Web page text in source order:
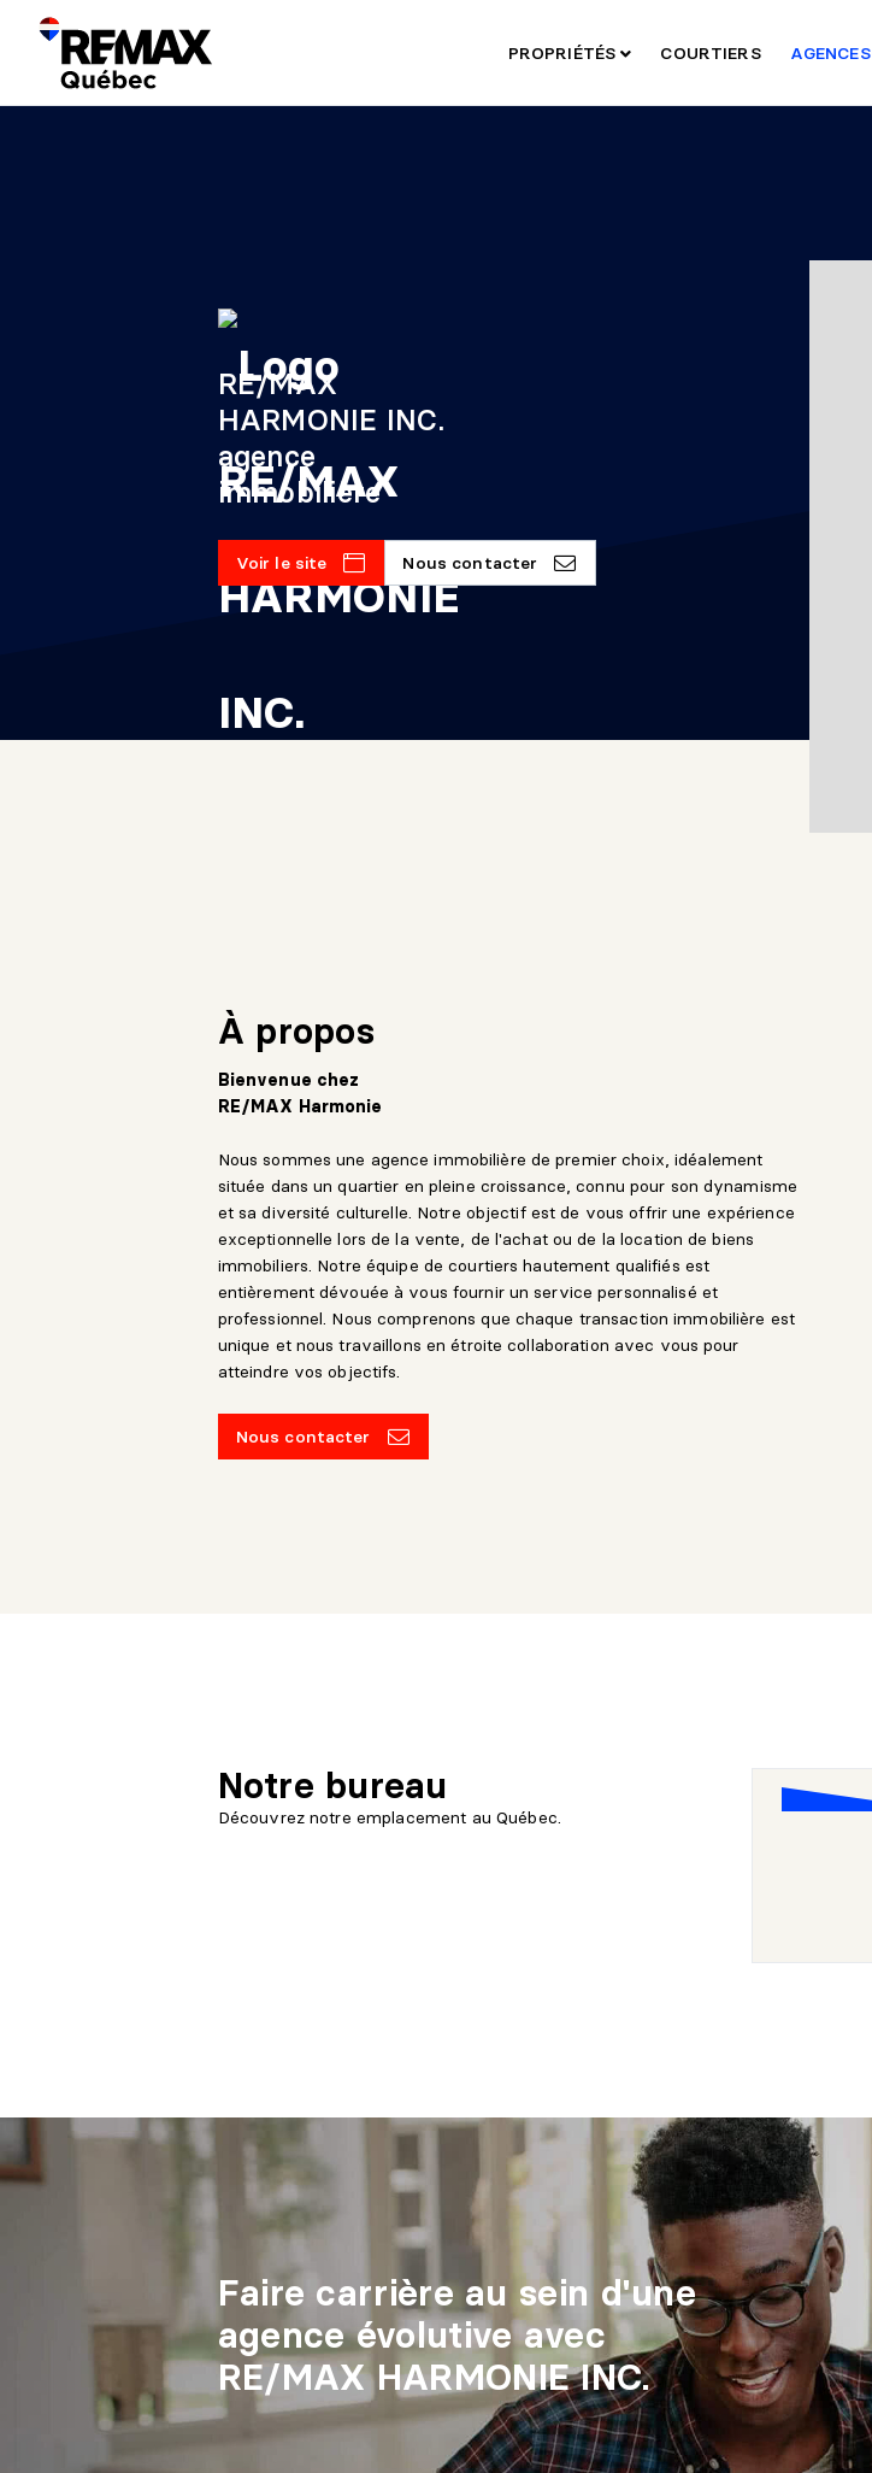
PROPRIÉTÉS COURTIERS AGENCES
RE/MAX
HARMONIE INC.
agence
immobilière
Voir le site Nous contacter
À propos
Bienvenue chez
RE/MAX Harmonie
Nous sommes une agence immobilière de premier choix, idéalement
située dans un quartier en pleine croissance, connu pour son dynamisme
et sa diversité culturelle. Notre objectif est de vous offrir une expérience
exceptionnelle lors de la vente, de l'achat ou de la location de biens
immobiliers. Notre équipe de courtiers hautement qualifiés est
entièrement dévouée à vous fournir un service personnalisé et
professionnel. Nous comprenons que chaque transaction immobilière est
unique et nous travaillons en étroite collaboration avec vous pour
atteindre vos objectifs.
Nous contacter
Notre bureau
Découvrez notre emplacement au Québec.
Faire carrière au sein d'une
agence évolutive avec
RE/MAX HARMONIE INC.